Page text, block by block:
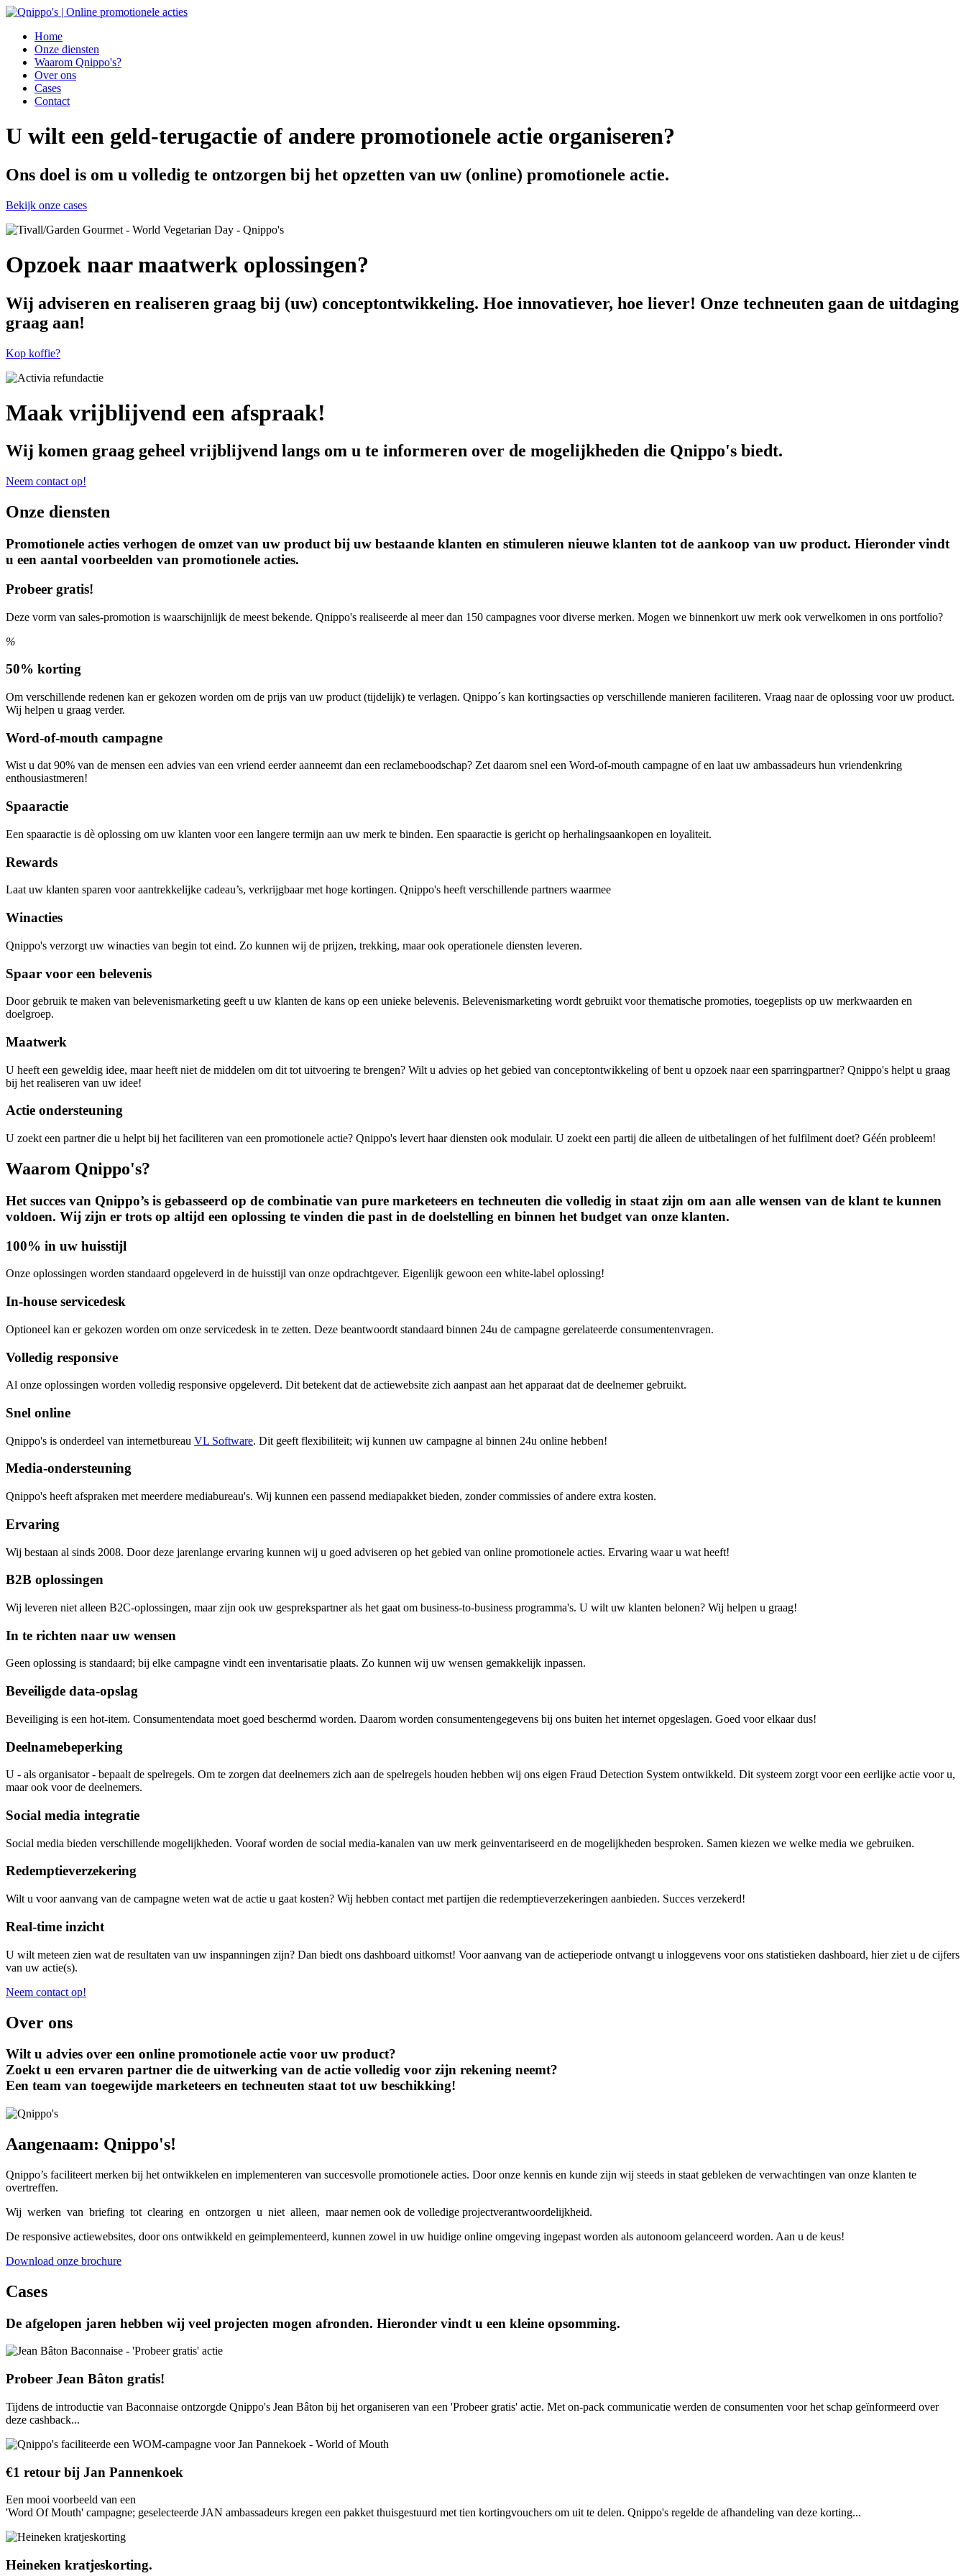
Home
Onze diensten
Waarom Qnippo's?
Over ons
Cases
Contact
U wilt een geld-terugactie of andere promotionele actie organiseren?
Ons doel is om u volledig te ontzorgen bij het opzetten van uw (online) promotionele actie.
Bekijk onze cases
Opzoek naar maatwerk oplossingen?
Wij adviseren en realiseren graag bij (uw) conceptontwikkeling. Hoe innovatiever, hoe liever! Onze techneuten gaan de uitdaging
graag aan!
Kop koffie?
Maak vrijblijvend een afspraak!
Wij komen graag geheel vrijblijvend langs om u te informeren over de mogelijkheden die Qnippo's biedt.
Neem contact op!
Onze diensten
Promotionele acties verhogen de omzet van uw product bij uw bestaande klanten en stimuleren nieuwe klanten tot de aankoop van uw product. Hieronder vindt
u een aantal voorbeelden van promotionele acties.
Probeer gratis!
Deze vorm van sales-promotion is waarschijnlijk de meest bekende. Qnippo's realiseerde al meer dan 150 campagnes voor diverse merken. Mogen we binnenkort uw merk ook verwelkomen in ons portfolio?
%
50% korting
Om verschillende redenen kan er gekozen worden om de prijs van uw product (tijdelijk) te verlagen. Qnippo´s kan kortingsacties op verschillende manieren faciliteren. Vraag naar de oplossing voor uw product.
Wij helpen u graag verder.
Word-of-mouth campagne
Wist u dat 90% van de mensen een advies van een vriend eerder aanneemt dan een reclameboodschap? Zet daarom snel een Word-of-mouth campagne of en laat uw ambassadeurs hun vriendenkring
enthousiastmeren!
Spaaractie
Een spaaractie is dè oplossing om uw klanten voor een langere termijn aan uw merk te binden. Een spaaractie is gericht op herhalingsaankopen en loyaliteit.
Rewards
Laat uw klanten sparen voor aantrekkelijke cadeau’s, verkrijgbaar met hoge kortingen. Qnippo's heeft verschillende partners waarmee
Winacties
Qnippo's verzorgt uw winacties van begin tot eind. Zo kunnen wij de prijzen, trekking, maar ook operationele diensten leveren.
Spaar voor een belevenis
Door gebruik te maken van belevenismarketing geeft u uw klanten de kans op een unieke belevenis. Belevenismarketing wordt gebruikt voor thematische promoties, toegeplists op uw merkwaarden en
doelgroep.
Maatwerk
U heeft een geweldig idee, maar heeft niet de middelen om dit tot uitvoering te brengen? Wilt u advies op het gebied van conceptontwikkeling of bent u opzoek naar een sparringpartner? Qnippo's helpt u graag
bij het realiseren van uw idee!
Actie ondersteuning
U zoekt een partner die u helpt bij het faciliteren van een promotionele actie? Qnippo's levert haar diensten ook modulair. U zoekt een partij die alleen de uitbetalingen of het fulfilment doet? Géén probleem!
Waarom Qnippo's?
Het succes van Qnippo’s is gebasseerd op de combinatie van pure marketeers en techneuten die volledig in staat zijn om aan alle wensen van de klant te kunnen
voldoen. Wij zijn er trots op altijd een oplossing te vinden die past in de doelstelling en binnen het budget van onze klanten.
100% in uw huisstijl
Onze oplossingen worden standaard opgeleverd in de huisstijl van onze opdrachtgever. Eigenlijk gewoon een white-label oplossing!
In-house servicedesk
Optioneel kan er gekozen worden om onze servicedesk in te zetten. Deze beantwoordt standaard binnen 24u de campagne gerelateerde consumentenvragen.
Volledig responsive
Al onze oplossingen worden volledig responsive opgeleverd. Dit betekent dat de actiewebsite zich aanpast aan het apparaat dat de deelnemer gebruikt.
Snel online
Qnippo's is onderdeel van internetbureau VL Software. Dit geeft flexibiliteit; wij kunnen uw campagne al binnen 24u online hebben!
Media-ondersteuning
Qnippo's heeft afspraken met meerdere mediabureau's. Wij kunnen een passend mediapakket bieden, zonder commissies of andere extra kosten.
Ervaring
Wij bestaan al sinds 2008. Door deze jarenlange ervaring kunnen wij u goed adviseren op het gebied van online promotionele acties. Ervaring waar u wat heeft!
B2B oplossingen
Wij leveren niet alleen B2C-oplossingen, maar zijn ook uw gesprekspartner als het gaat om business-to-business programma's. U wilt uw klanten belonen? Wij helpen u graag!
In te richten naar uw wensen
Geen oplossing is standaard; bij elke campagne vindt een inventarisatie plaats. Zo kunnen wij uw wensen gemakkelijk inpassen.
Beveiligde data-opslag
Beveiliging is een hot-item. Consumentendata moet goed beschermd worden. Daarom worden consumentengegevens bij ons buiten het internet opgeslagen. Goed voor elkaar dus!
Deelnamebeperking
U - als organisator - bepaalt de spelregels. Om te zorgen dat deelnemers zich aan de spelregels houden hebben wij ons eigen Fraud Detection System ontwikkeld. Dit systeem zorgt voor een eerlijke actie voor u,
maar ook voor de deelnemers.
Social media integratie
Social media bieden verschillende mogelijkheden. Vooraf worden de social media-kanalen van uw merk geinventariseerd en de mogelijkheden besproken. Samen kiezen we welke media we gebruiken.
Redemptieverzekering
Wilt u voor aanvang van de campagne weten wat de actie u gaat kosten? Wij hebben contact met partijen die redemptieverzekeringen aanbieden. Succes verzekerd!
Real-time inzicht
U wilt meteen zien wat de resultaten van uw inspanningen zijn? Dan biedt ons dashboard uitkomst! Voor aanvang van de actieperiode ontvangt u inloggevens voor ons statistieken dashboard, hier ziet u de cijfers
van uw actie(s).
Neem contact op!
Over ons
Wilt u advies over een online promotionele actie voor uw product?
Zoekt u een ervaren partner die de uitwerking van de actie volledig voor zijn rekening neemt?
Een team van toegewijde marketeers en techneuten staat tot uw beschikking!
Aangenaam: Qnippo's!
Qnippo’s faciliteert merken bij het ontwikkelen en implementeren van succesvolle promotionele acties. Door onze kennis en kunde zijn wij steeds in staat gebleken de verwachtingen van onze klanten te
overtreffen.
Wij werken van briefing tot clearing en ontzorgen u niet alleen, maar nemen ook de volledige projectverantwoordelijkheid.
De responsive actiewebsites, door ons ontwikkeld en geimplementeerd, kunnen zowel in uw huidige online omgeving ingepast worden als autonoom gelanceerd worden. Aan u de keus!
Download onze brochure
Cases
De afgelopen jaren hebben wij veel projecten mogen afronden. Hieronder vindt u een kleine opsomming.
Probeer Jean Bâton gratis!
Tijdens de introductie van Baconnaise ontzorgde Qnippo's Jean Bâton bij het organiseren van een 'Probeer gratis' actie. Met on-pack communicatie werden de consumenten voor het schap geïnformeerd over
deze cashback...
€1 retour bij Jan Pannenkoek
Een mooi voorbeeld van een
'Word Of Mouth' campagne; geselecteerde JAN ambassadeurs kregen een pakket thuisgestuurd met tien kortingvouchers om uit te delen. Qnippo's regelde de afhandeling van deze korting...
Heineken kratjeskorting.